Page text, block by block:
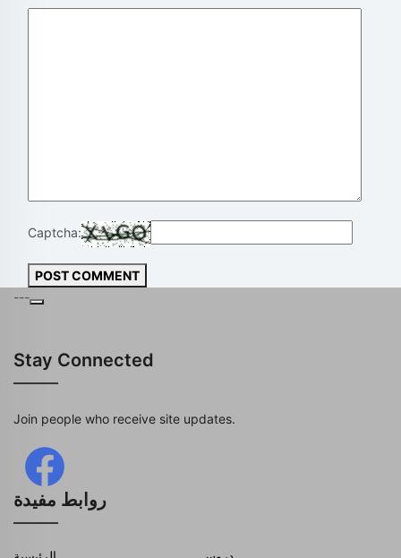
Captcha:
POST COMMENT
---
Stay Connected
Join people who receive site updates.
روابط مفيدة